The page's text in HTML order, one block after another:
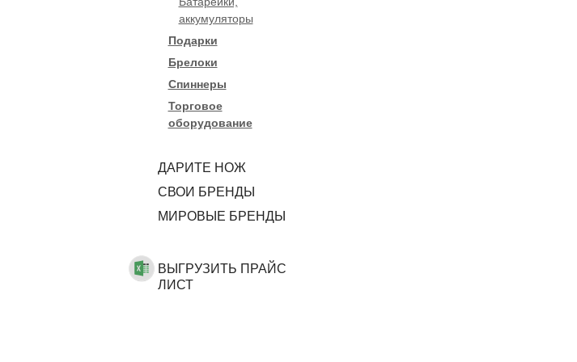
аккумуляторы
Подарки
Брелоки
Спиннеры
Торговое
оборудование
ДАРИТЕ НОЖ
CВОИ БРЕНДЫ
МИРОВЫЕ БРЕНДЫ
ВЫГРУЗИТЬ ПРАЙС
ЛИСТ